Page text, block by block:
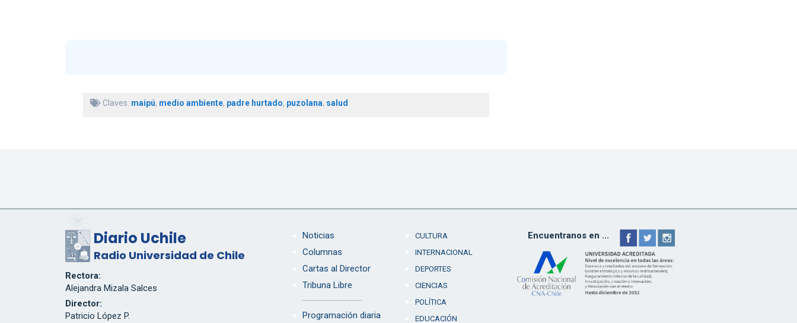
Claves: maipú, medio ambiente, padre hurtado, puzolana, salud
Diario Uchile
Radio Universidad de Chile
Rectora:
Alejandra Mizala Salces
Director:
Patricio López P.
Noticias
Columnas
Cartas al Director
Tribuna Libre
Programación diaria
CULTURA
INTERNACIONAL
DEPORTES
CIENCIAS
POLÍTICA
EDUCACIÓN
Encuentranos en ...